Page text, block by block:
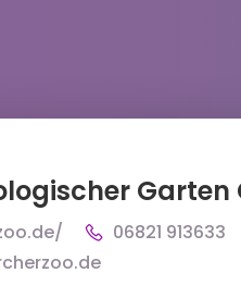
Garten
06821 913633